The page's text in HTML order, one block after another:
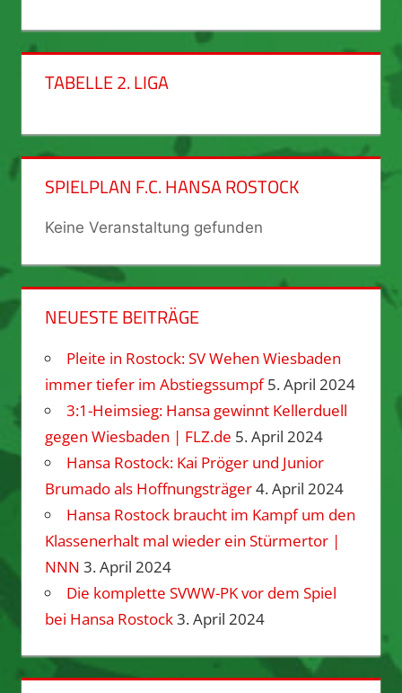
TABELLE 2. LIGA
SPIELPLAN F.C. HANSA ROSTOCK
Keine Veranstaltung gefunden
NEUESTE BEITRÄGE
Pleite in Rostock: SV Wehen Wiesbaden
immer tiefer im Abstiegssumpf 5. April 2024
3:1-Heimsieg: Hansa gewinnt Kellerduell
gegen Wiesbaden | FLZ.de 5. April 2024
Hansa Rostock: Kai Pröger und Junior
Brumado als Hoffnungsträger4. April 2024
Hansa Rostock braucht im Kampf um den
Klassenerhalt mal wieder ein Stürmertor |
NNN 3. April 2024
Die komplette SVWW-PK vor dem Spiel
bei Hansa Rostock3. April 2024